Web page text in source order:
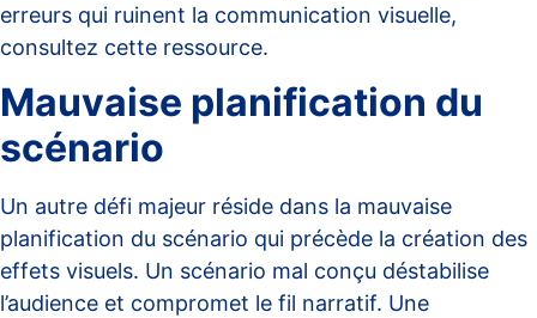
erreurs qui ruinent la communication visuelle,
consultez cette ressource.
Mauvaise planification du
scénario
Un autre défi majeur réside dans la mauvaise
planification du scénario qui précède la création des
effets visuels. Un scénario mal conçu déstabilise
l’audience et compromet le fil narratif. Une